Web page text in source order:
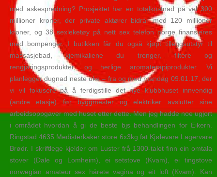
med askespredning? Prosjektet har en totalkostnad på vel 300
millioner kroner, der private aktører bidrar med 120 millioner
kroner, og 38 sexleketøy på nett sex telefon norge finansieres
med bompenger. I butikken får du også kjøpt tilleggsutstyr til
massasjebad, kjemikaliene du trenger, filtere og
rengjøringsprodukter, og herlige aromaterapiprodukter. Vi
planlegger dugnad neste uke – fra og med mandag 09.01.17, der
vi vil fokusere på å ferdigstille det nye klubbhuset innvendig
(andre etasje) før byggmester og elektriker avslutter sine
arbeidsoppgaver med huset etter dette. Men jeg hadde noe ugjort
i området hvordan å gi de beste bjs behandlingen for Eikern.
Ringstad 4635 Medisterkaker store 6x3kg fat Kjølevare Lagervare
Brødr. I skriftlege kjelder om Luster frå 1300-talet finn ein omtala
stover (Dale og Lomheim), ei setstove (Kvam), ei tingstove
norwegian amateur sex hårete vagina og eit loft (Kvam). Kan